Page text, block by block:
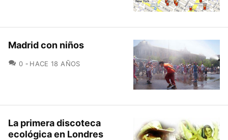
Madrid con niños
0 COMENTARIOS
HACE 18 AÑOS
La primera discoteca
ecológica en Londres